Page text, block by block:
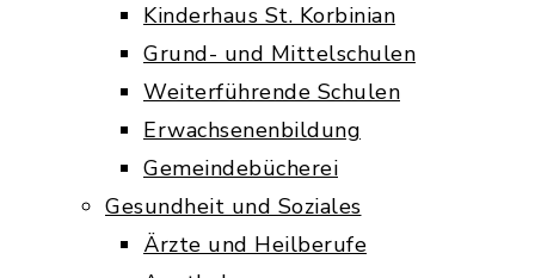
Kinderhaus St. Korbinian
Grund- und Mittelschulen
Weiterführende Schulen
Erwachsenenbildung
Gemeindebücherei
Gesundheit und Soziales
Ärzte und Heilberufe